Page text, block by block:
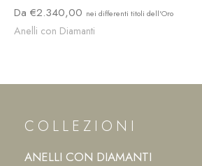
2.340,00
Anelli con Diamanti
COLLEZIONI
ANELLI CON DIAMANTI